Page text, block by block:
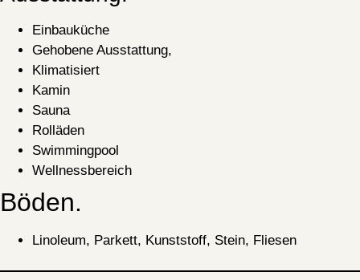
Einbauküche
Gehobene Ausstattung,
Klimatisiert
Kamin
Sauna
Rolläden
Swimmingpool
Wellnessbereich
Böden.
Linoleum, Parkett, Kunststoff, Stein, Fliesen